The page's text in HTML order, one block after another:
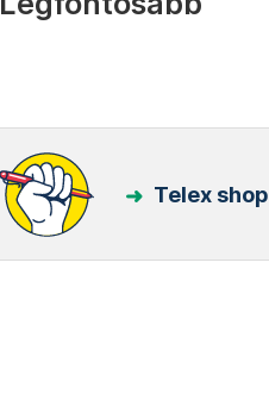
Telex shop